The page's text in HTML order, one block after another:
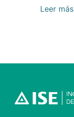
Leer más